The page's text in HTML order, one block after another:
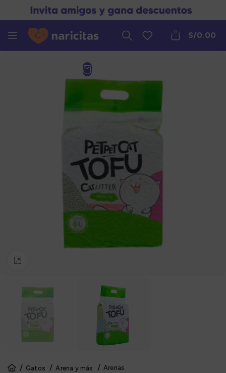
0 S/0.00
Gatos Arena y más Arenas